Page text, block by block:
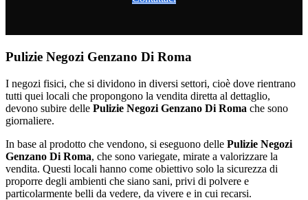
Pulizie Negozi Genzano Di Roma
I negozi fisici, che si dividono in diversi settori, cioè dove rientrano
tutti quei locali che propongono la vendita diretta al dettaglio,
devono subire delle Pulizie Negozi Genzano Di Roma che sono
giornaliere.
In base al prodotto che vendono, si eseguono delle Pulizie Negozi
Genzano Di Roma, che sono variegate, mirate a valorizzare la
vendita. Questi locali hanno come obiettivo solo la sicurezza di
proporre degli ambienti che siano sani, privi di polvere e
particolarmente belli da vedere, da vivere e in cui recarsi.